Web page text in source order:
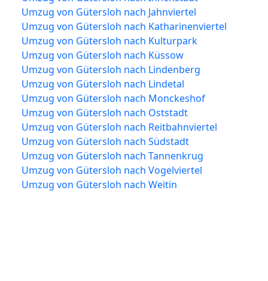
Umzug von Gütersloh nach Jahnviertel
Umzug von Gütersloh nach Katharinenviertel
Umzug von Gütersloh nach Kulturpark
Umzug von Gütersloh nach Küssow
Umzug von Gütersloh nach Lindenberg
Umzug von Gütersloh nach Lindetal
Umzug von Gütersloh nach Monckeshof
Umzug von Gütersloh nach Oststadt
Umzug von Gütersloh nach Reitbahnviertel
Umzug von Gütersloh nach Südstadt
Umzug von Gütersloh nach Tannenkrug
Umzug von Gütersloh nach Vogelviertel
Umzug von Gütersloh nach Weitin